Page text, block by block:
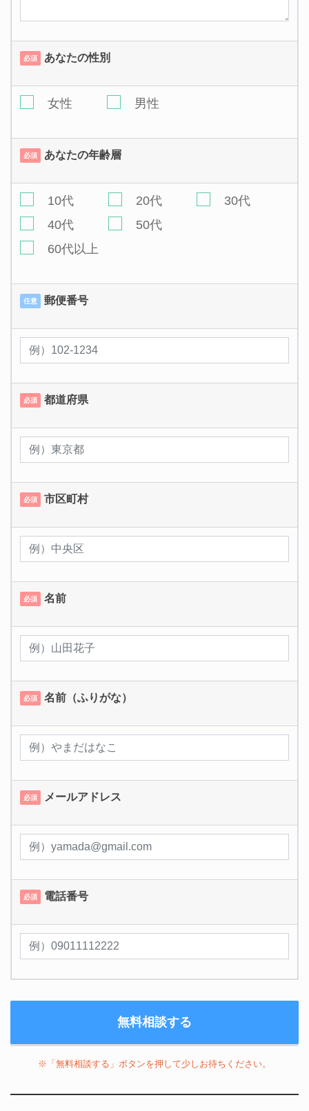
必須 あなたの性別
女性 男性
必須 あなたの年齢層
10代 20代
30代
40代
50代
60代以上
任意 郵便番号
必須 都道府県
必須 市区町村
必須 名前
必須 名前（ふりがな）
必須 メールアドレス
必須 電話番号
※「無料相談する」ボタンを押して少しお待ちください。